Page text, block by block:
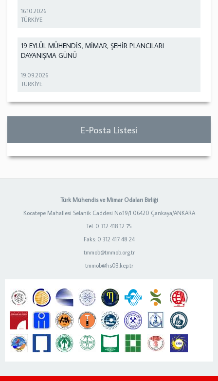
16.10.2026
TÜRKİYE
19 EYLÜL MÜHENDİS, MİMAR, ŞEHİR PLANCILARI
DAYANIŞMA GÜNÜ
19.09.2026
TÜRKİYE
E-Posta Listesi
Türk Mühendis ve Mimar Odaları Birliği
Kocatepe Mahallesi Selanik Caddesi No:19/1 06420 Çankaya/ANKARA
Tel: 0 312 418 12 75
Faks: 0 312 417 48 24
tmmob@tmmob.org.tr
tmmob@hs03.kep.tr